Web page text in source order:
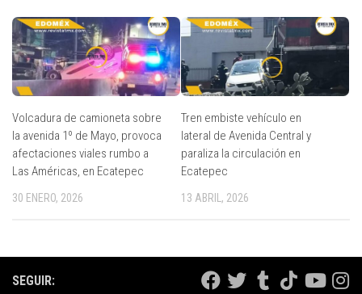
Volcadura de camioneta sobre
la avenida 1º de Mayo, provoca
afectaciones viales rumbo a
Las Américas, en Ecatepec
30 ENERO, 2026
Tren embiste vehículo en
lateral de Avenida Central y
paraliza la circulación en
Ecatepec
13 ABRIL, 2026
SEGUIR: